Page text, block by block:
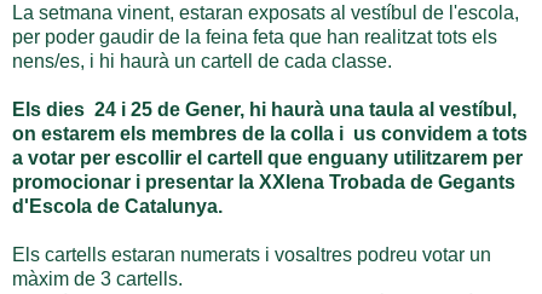
La setmana vinent, estaran exposats al vestíbul de l'escola,
per poder gaudir de la feina feta que han realitzat tots els
nens/es, i hi haurà un cartell de cada classe.
Els dies 24 i 25 de Gener, hi haurà una taula al vestíbul,
on estarem els membres de la colla i us convidem a tots
a votar per escollir el cartell que enguany utilitzarem per
promocionar i presentar la XXIena Trobada de Gegants
d'Escola de Catalunya.
Els cartells estaran numerats i vosaltres podreu votar un
màxim de 3 cartells.